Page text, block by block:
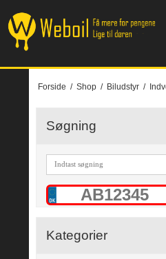
Forside / Shop / Biludstyr /
Søgning
Kategorier